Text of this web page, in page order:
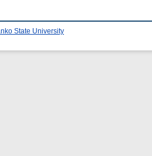
State University